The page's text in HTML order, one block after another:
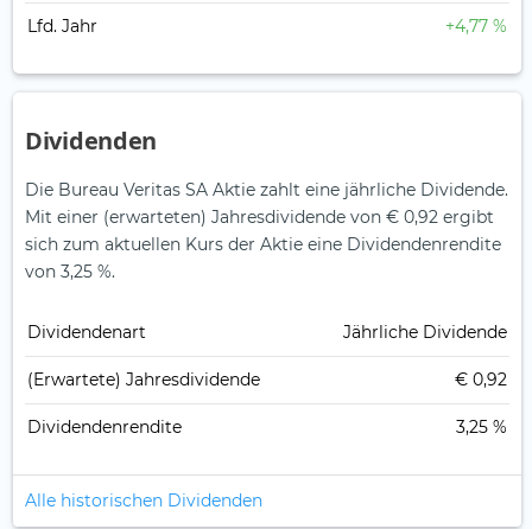
Lfd. Jahr +4,77 %
Dividenden
Die Bureau Veritas SA Aktie zahlt eine jährliche Dividende.
Mit einer (erwarteten) Jahresdividende von € 0,92 ergibt
sich zum aktuellen Kurs der Aktie eine Dividendenrendite
von 3,25 %.
Dividendenart Jährliche Dividende
(Erwartete) Jahresdividende € 0,92
Dividendenrendite 3,25 %
Alle historischen Dividenden